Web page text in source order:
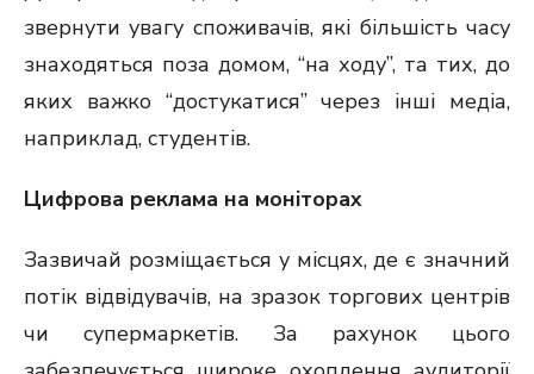
звернути увагу споживачів, які більшість часу
знаходяться поза домом, “на ходу”, та тих, до
яких важко “достукатися” через інші медіа,
наприклад, студентів.
Цифрова реклама на моніторах
Зазвичай розміщається у місцях, де є значний
потік відвідувачів, на зразок торгових центрів
чи супермаркетів. За рахунок цього